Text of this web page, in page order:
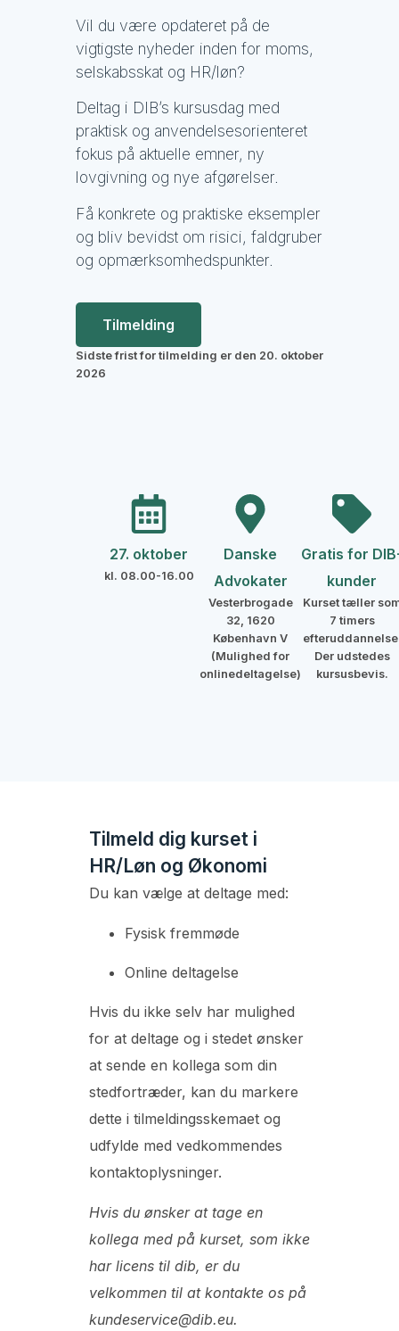
Vil du være opdateret på de
vigtigste nyheder inden for moms,
selskabsskat og HR/løn?
Deltag i DIB’s kursusdag med
praktisk og anvendelsesorienteret
fokus på aktuelle emner, ny
lovgivning og nye afgørelser.
Få konkrete og praktiske eksempler
og bliv bevidst om risici, faldgruber
og opmærksomhedspunkter.
Tilmelding
Sidste frist for tilmelding er den 20. oktober
2026
27. oktober
kl. 08.00-16.00
Danske
Advokater
Vesterbrogade
32, 1620
København V
(Mulighed for
onlinedeltagelse)
Gratis for
kunder
Kurset tæller
7 timers
Der udstedes
kursusbevis.
Tilmeld dig kurset i
HR/Løn og Økonomi
Du kan vælge at deltage med:
Fysisk fremmøde
Online deltagelse
Hvis du ikke selv har mulighed
for at deltage og i stedet ønsker
at sende en kollega som din
stedfortræder, kan du markere
dette i tilmeldingsskemaet og
udfylde med vedkommendes
kontaktoplysninger.
Hvis du ønsker at tage en
kollega med på kurset, som ikke
har licens til dib, er du
velkommen til at kontakte os på
kundeservice@dib.eu.